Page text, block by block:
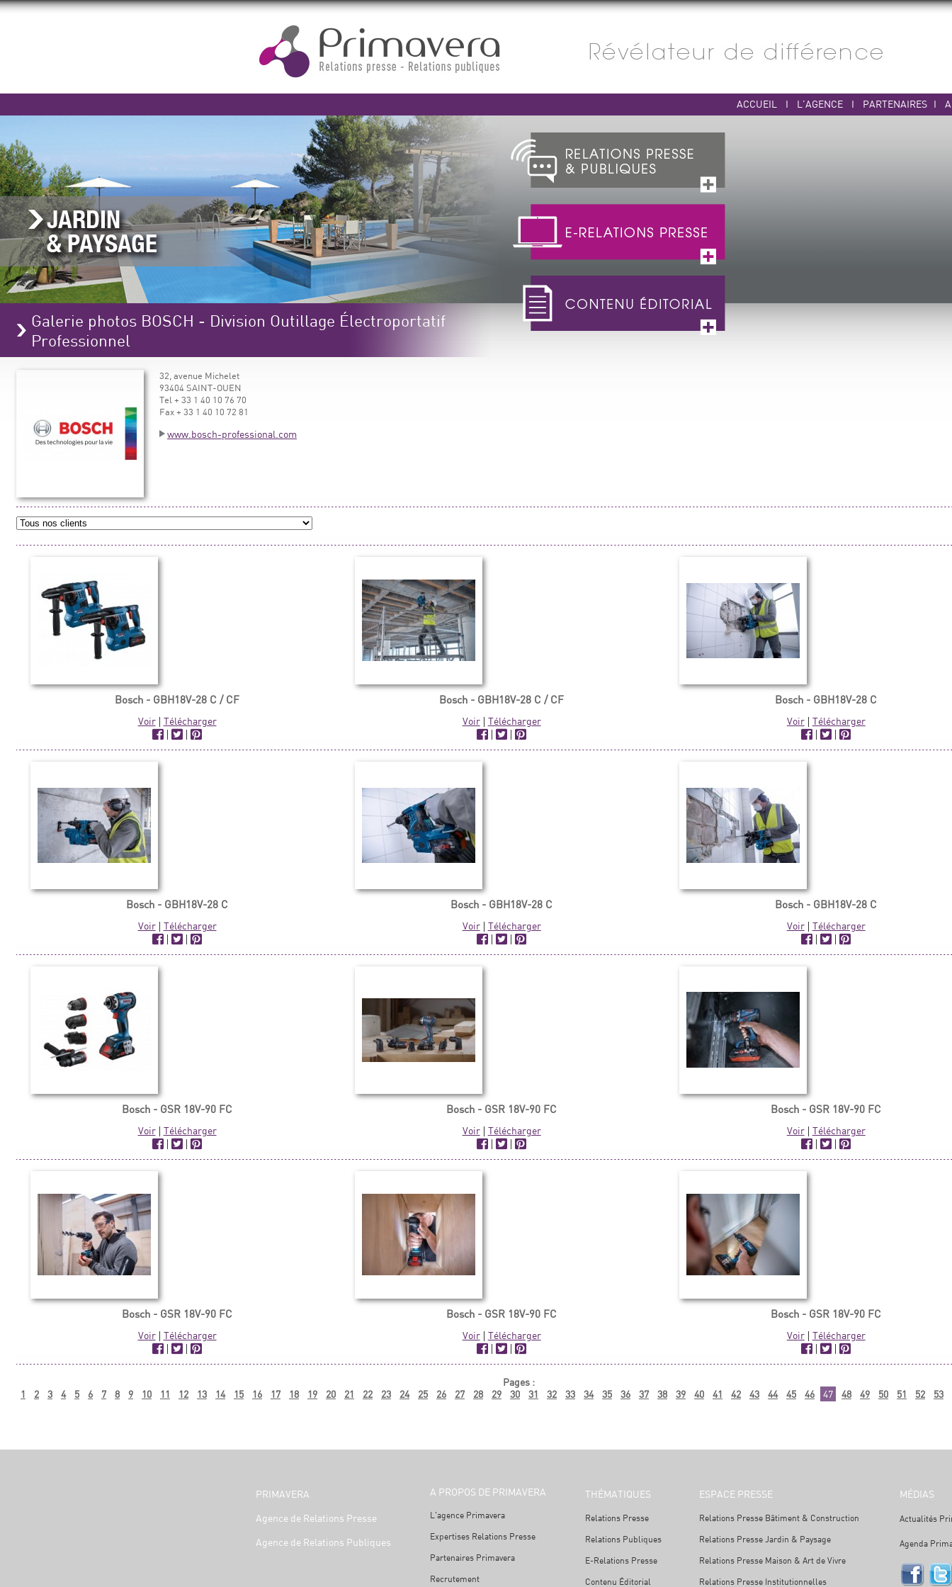
ACCUEIL I L'AGENCE I PARTENAIRES I
Galerie photos BOSCH - Division Outillage Électroportatif
Professionnel
32, avenue Michelet
93404 SAINT-OUEN
Tel + 33 1 40 10 76 70
Fax + 33 1 40 10 72 81
www.bosch-professional.com
Bosch - GBH18V-28 C / CF
Voir| Télécharger
|
|
Bosch - GBH18V-28 C / CF
Voir| Télécharger
|
|
Bosch - GBH18V-28 C
Voir| Télécharger
|
|
Bosch - GBH18V-28 C
Voir| Télécharger
|
|
Bosch - GBH18V-28 C
Voir| Télécharger
|
|
Bosch - GBH18V-28 C
Voir| Télécharger
|
|
Bosch - GSR 18V-90 FC
Voir| Télécharger
|
|
Bosch - GSR 18V-90 FC
Voir| Télécharger
|
|
Bosch - GSR 18V-90 FC
Voir| Télécharger
|
|
Bosch - GSR 18V-90 FC
Voir| Télécharger
|
|
Bosch - GSR 18V-90 FC
Voir| Télécharger
|
|
Bosch - GSR 18V-90 FC
Voir| Télécharger
|
|
Pages :
1
2 3 4 5 6 7 8 9 10 11 12 13 14 15 16 17 18 19 20 21 22 23 24 25 26 27 28 29 30 31 32 33 34 35 36 37 38 39 40 41 42 43 44 45 46 47 48 49 50 51 52 53
PRIMAVERA
Agence de Relations Presse
Agence de Relations Publiques
A PROPOS DE PRIMAVERA
L'agence Primavera
Expertises Relations Presse
Partenaires Primavera
Recrutement
THÉMATIQUES
Relations Presse
Relations Publiques
E-Relations Presse
Contenu Éditorial
ESPACE PRESSE
Relations Presse Bâtiment & Construction
Relations Presse Jardin & Paysage
Relations Presse Maison & Art de Vivre
Relations Presse Institutionnelles
MÉDIAS
Actualités
Agenda